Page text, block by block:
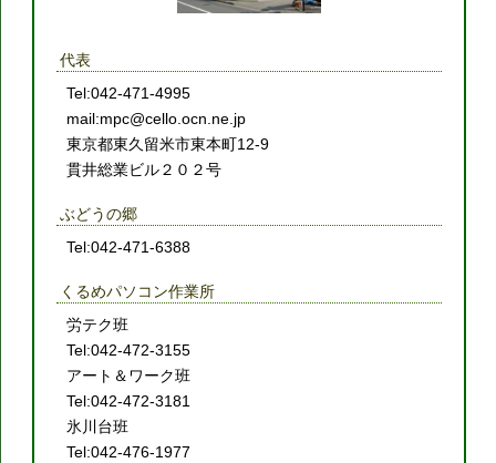
代表
Tel:042-471-4995
mail:mpc@cello.ocn.ne.jp
東京都東久留米市東本町12-9
貫井総業ビル２０２号
ぶどうの郷
Tel:042-471-6388
くるめパソコン作業所
労テク班
Tel:042-472-3155
アート＆ワーク班
Tel:042-472-3181
氷川台班
Tel:042-476-1977